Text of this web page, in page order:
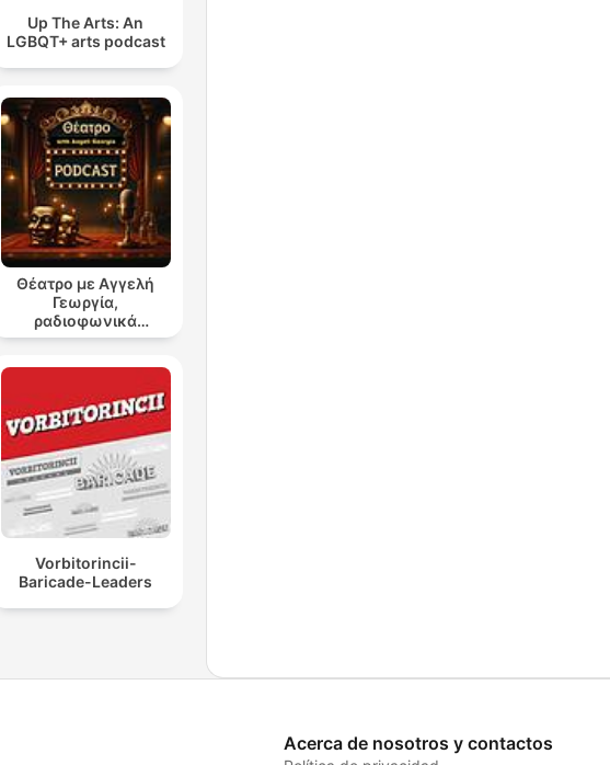
Up The Arts: An
LGBQT+ arts podcast
Θέατρο με Αγγελή
Γεωργία,
ραδιοφωνικά
θεατρικά έργα
Vorbitorincii-
Baricade-Leaders
Acerca de nosotros y contactos